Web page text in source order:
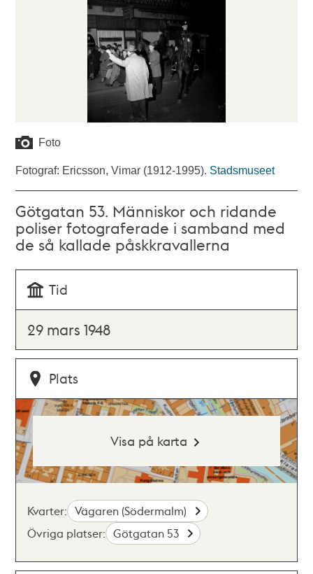
Foto
Fotograf: Ericsson, Vimar (1912-1995). Stadsmuseet
Götgatan 53. Människor och ridande
poliser fotograferade i samband med
de så kallade påskkravallerna
Tid
29 mars 1948
Plats
Visa på karta
Kvarter: Vägaren (Södermalm)
Övriga platser: Götgatan 53